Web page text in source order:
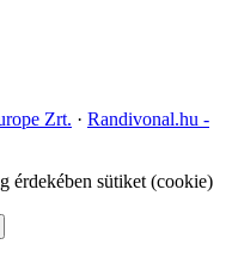
Zrt. · Randivonal.hu -
érdekében sütiket (cookie)